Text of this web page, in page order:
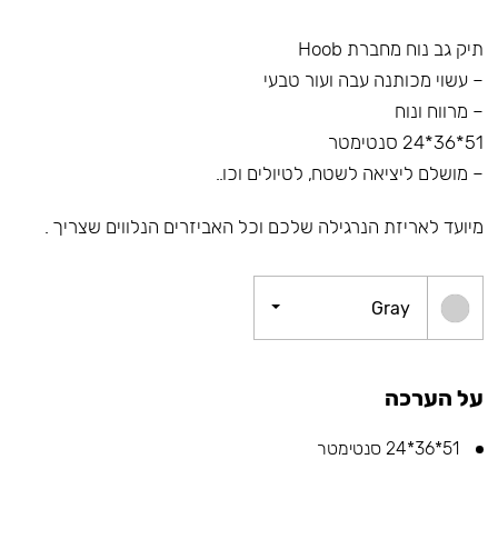
תיק גב נוח מחברת Hoob
– עשוי מכותנה עבה ועור טבעי
– מרווח ונוח
51*36*24 סנטימטר
– מושלם ליציאה לשטח, לטיולים וכו..
מיועד לאריזת הנרגילה שלכם וכל האביזרים הנלווים שצריך .
Gray
על הערכה
51*36*24 סנטימטר